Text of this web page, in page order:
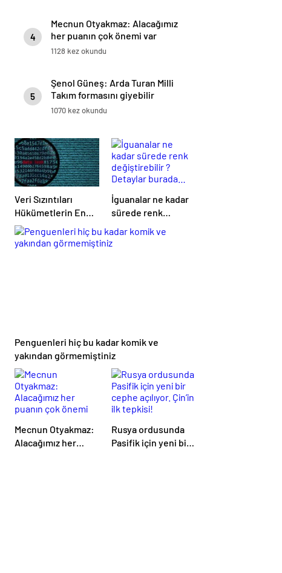
4
Mecnun Otyakmaz: Alacağımız
her puanın çok önemi var
1128 kez okundu
5
Şenol Güneş: Arda Turan Milli
Takım formasını giyebilir
1070 kez okundu
Veri Sızıntıları
Hükümetlerin En
Büyük Kâbusu
İguanalar ne kadar
sürede renk
değiştirebilir ?
Detaylar burada…
Penguenleri hiç bu kadar komik ve
yakından görmemiştiniz
Mecnun Otyakmaz:
Alacağımız her
Rusya ordusunda
Pasifik için yeni bir